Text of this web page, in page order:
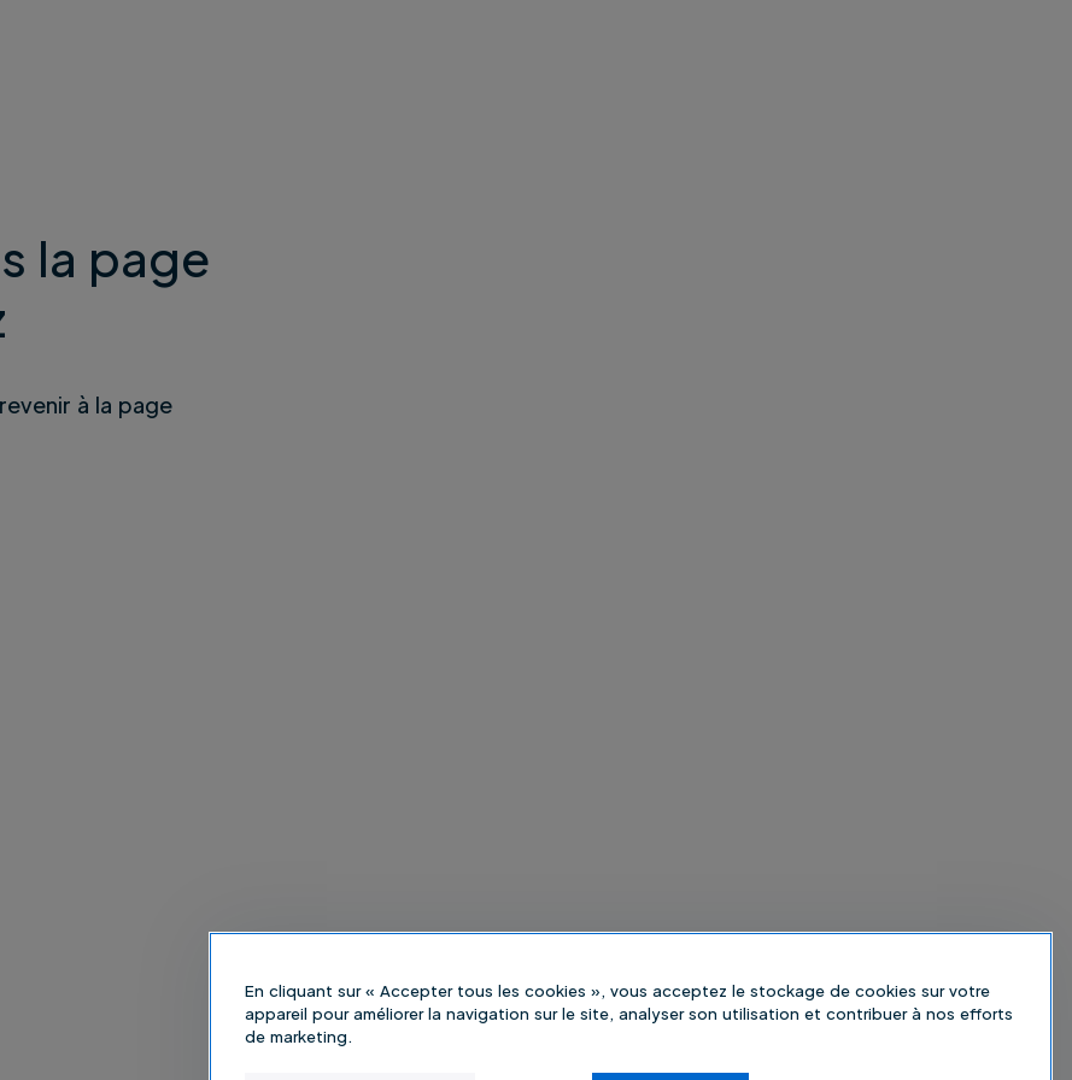
la page
à la page
En cliquant sur « Accepter tous les cookies », vous acceptez le stockage de cookies sur votre
appareil pour améliorer la navigation sur le site, analyser son utilisation et contribuer à nos efforts
de marketing.